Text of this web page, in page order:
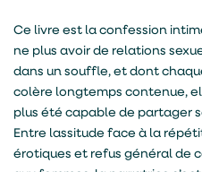
Ce livre est la confession
ne plus avoir de relations
dans un souffle, et dont
colère longtemps contenue,
plus été capable de partager
Entre lassitude face à la
érotiques et refus général de